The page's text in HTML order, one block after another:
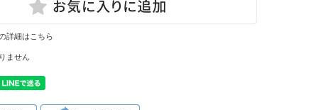
詳細はこちら
ません